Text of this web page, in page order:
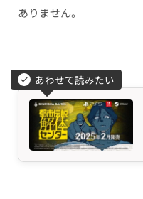
ありません。
あわせて読みたい